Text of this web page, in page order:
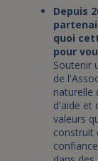
Depuis
quoi
pour
Soutenir
de
naturelle
d'aide et
valeurs
construit